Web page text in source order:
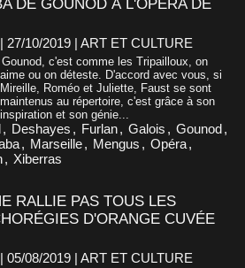
DE GOUNOD À L'OPÉRA DE
| 27/10/2019 | ART ET CULTURE
Gounod, c'est comme les Tripailloux, on
aime ou on déteste. D'accord avec vous, si
Mireille, Roméo et Juliette, Faust se sont
maintenus au répertoire, c'est grâce à son
inspiration et son génie...
, Deshayes , Furlan, Galois , Gounod,
, Marseille, Mengus , Opéra,
, Xiberras
RALLIE PAS TOUS LES
D'ORANGE CUVÉE
| 05/08/2019 | ART ET CULTURE